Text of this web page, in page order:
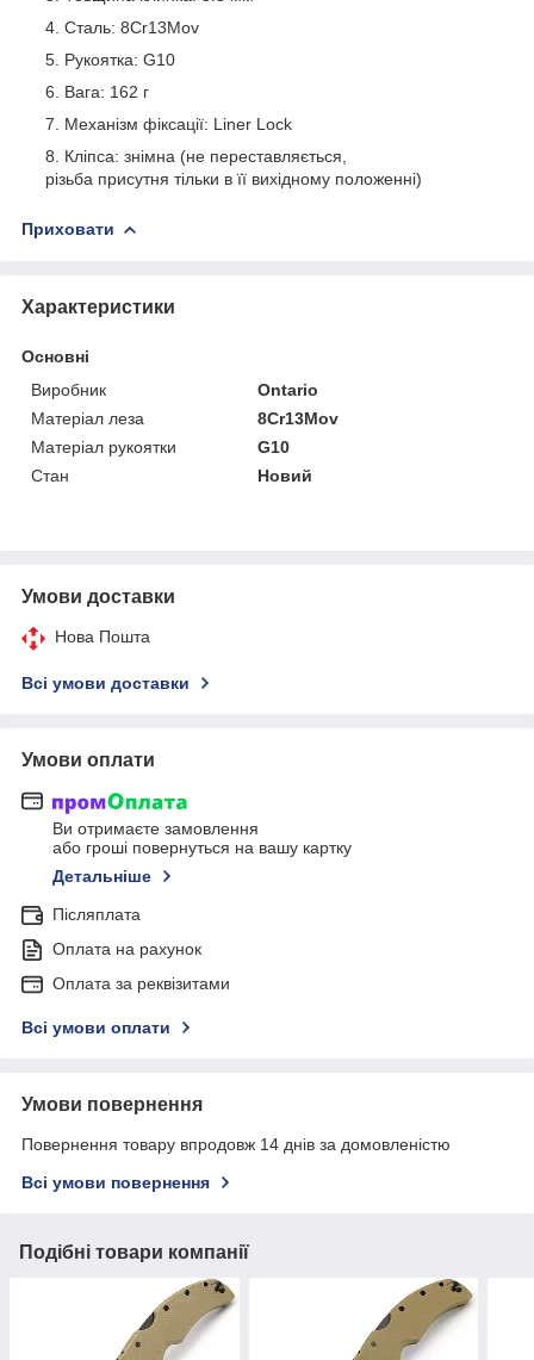
Сталь: 8Cr13Mov
Рукоятка: G10
Вага: 162 г
Механізм фіксації: Liner Lock
Кліпса: знімна (не переставляється,
різьба присутня тільки в її вихідному положенні)
Приховати
Характеристики
Основні
Виробник
Ontario
Матеріал леза
8Cr13Mov
Матеріал рукоятки
G10
Стан
Новий
Умови доставки
Нова Пошта
Всі умови доставки
Умови оплати
Ви отримаєте замовлення
або гроші повернуться на вашу картку
Детальніше
Післяплата
Оплата на рахунок
Оплата за реквізитами
Всі умови оплати
Умови повернення
Повернення товару впродовж 14 днів за домовленістю
Всі умови повернення
Подібні товари компанії